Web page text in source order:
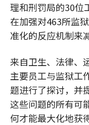
理和刑罚局的30位
在加强对463所监
准化的反应机制来
来自卫生、法律、
主要员工与监狱工
题进行了探讨，并
这些问题的所有可
何才能最大化地获